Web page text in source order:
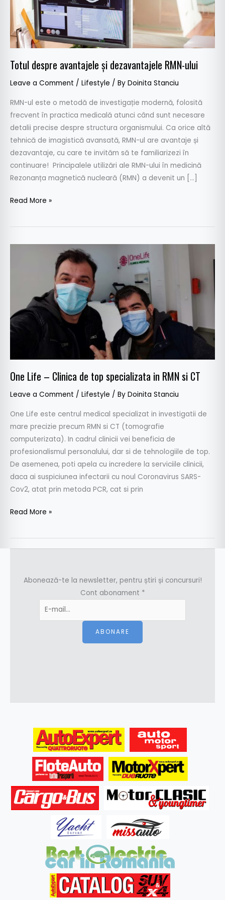
Totul despre avantajele și dezavantajele RMN-ului
Leave a Comment / Lifestyle / By Doinita Stanciu
RMN-ul este o metodă de investigație modernă, folosită
frecvent în practica medicală atunci când sunt necesare
detalii precise despre structura organismului. Ca orice altă
tehnică de imagistică avansată, RMN-ul are avantaje și
dezavantaje, cu care te invităm să te familiarizezi în
continuare! Principalele utilizări ale RMN-ului în medicină
Rezonanța magnetică nucleară (RMN) a devenit un […]
Read More »
One Life – Clinica de top specializata in RMN si CT
Leave a Comment / Lifestyle / By Doinita Stanciu
One Life este centrul medical specializat in investigatii de
mare precizie precum RMN si CT (tomografie
computerizata). In cadrul clinicii vei beneficia de
profesionalismul personalului, dar si de tehnologiile de top.
De asemenea, poti apela cu incredere la serviciile clinicii,
daca ai suspiciunea infectarii cu noul Coronavirus SARS-
Cov2, atat prin metoda PCR, cat si prin
top
specializata
si
CT
Read More »
Abonează-te la newsletter, pentru știri și concursuri!
Cont abonament *
ABONARE